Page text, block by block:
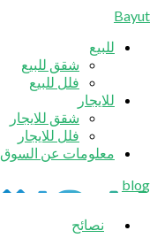
Bayut
للبيع
شقق للبيع
فلل للبيع
للايجار
شقق للايجار
فلل للايجار
معلومات عن السوق
blog
نصائح